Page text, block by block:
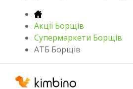
Акції Борщів
Супермаркети Борщів
АТБ Борщів